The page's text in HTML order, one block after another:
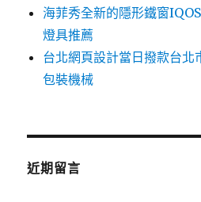
海菲秀全新的隱形鐵窗
燈具推薦
台北網頁設計當日撥款台
包裝機械
近期留言